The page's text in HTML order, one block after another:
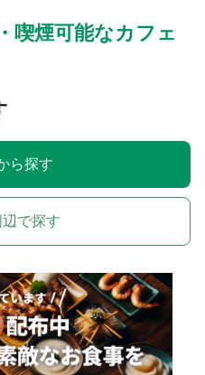
喫煙可能なカフェ
ら探す
で探す